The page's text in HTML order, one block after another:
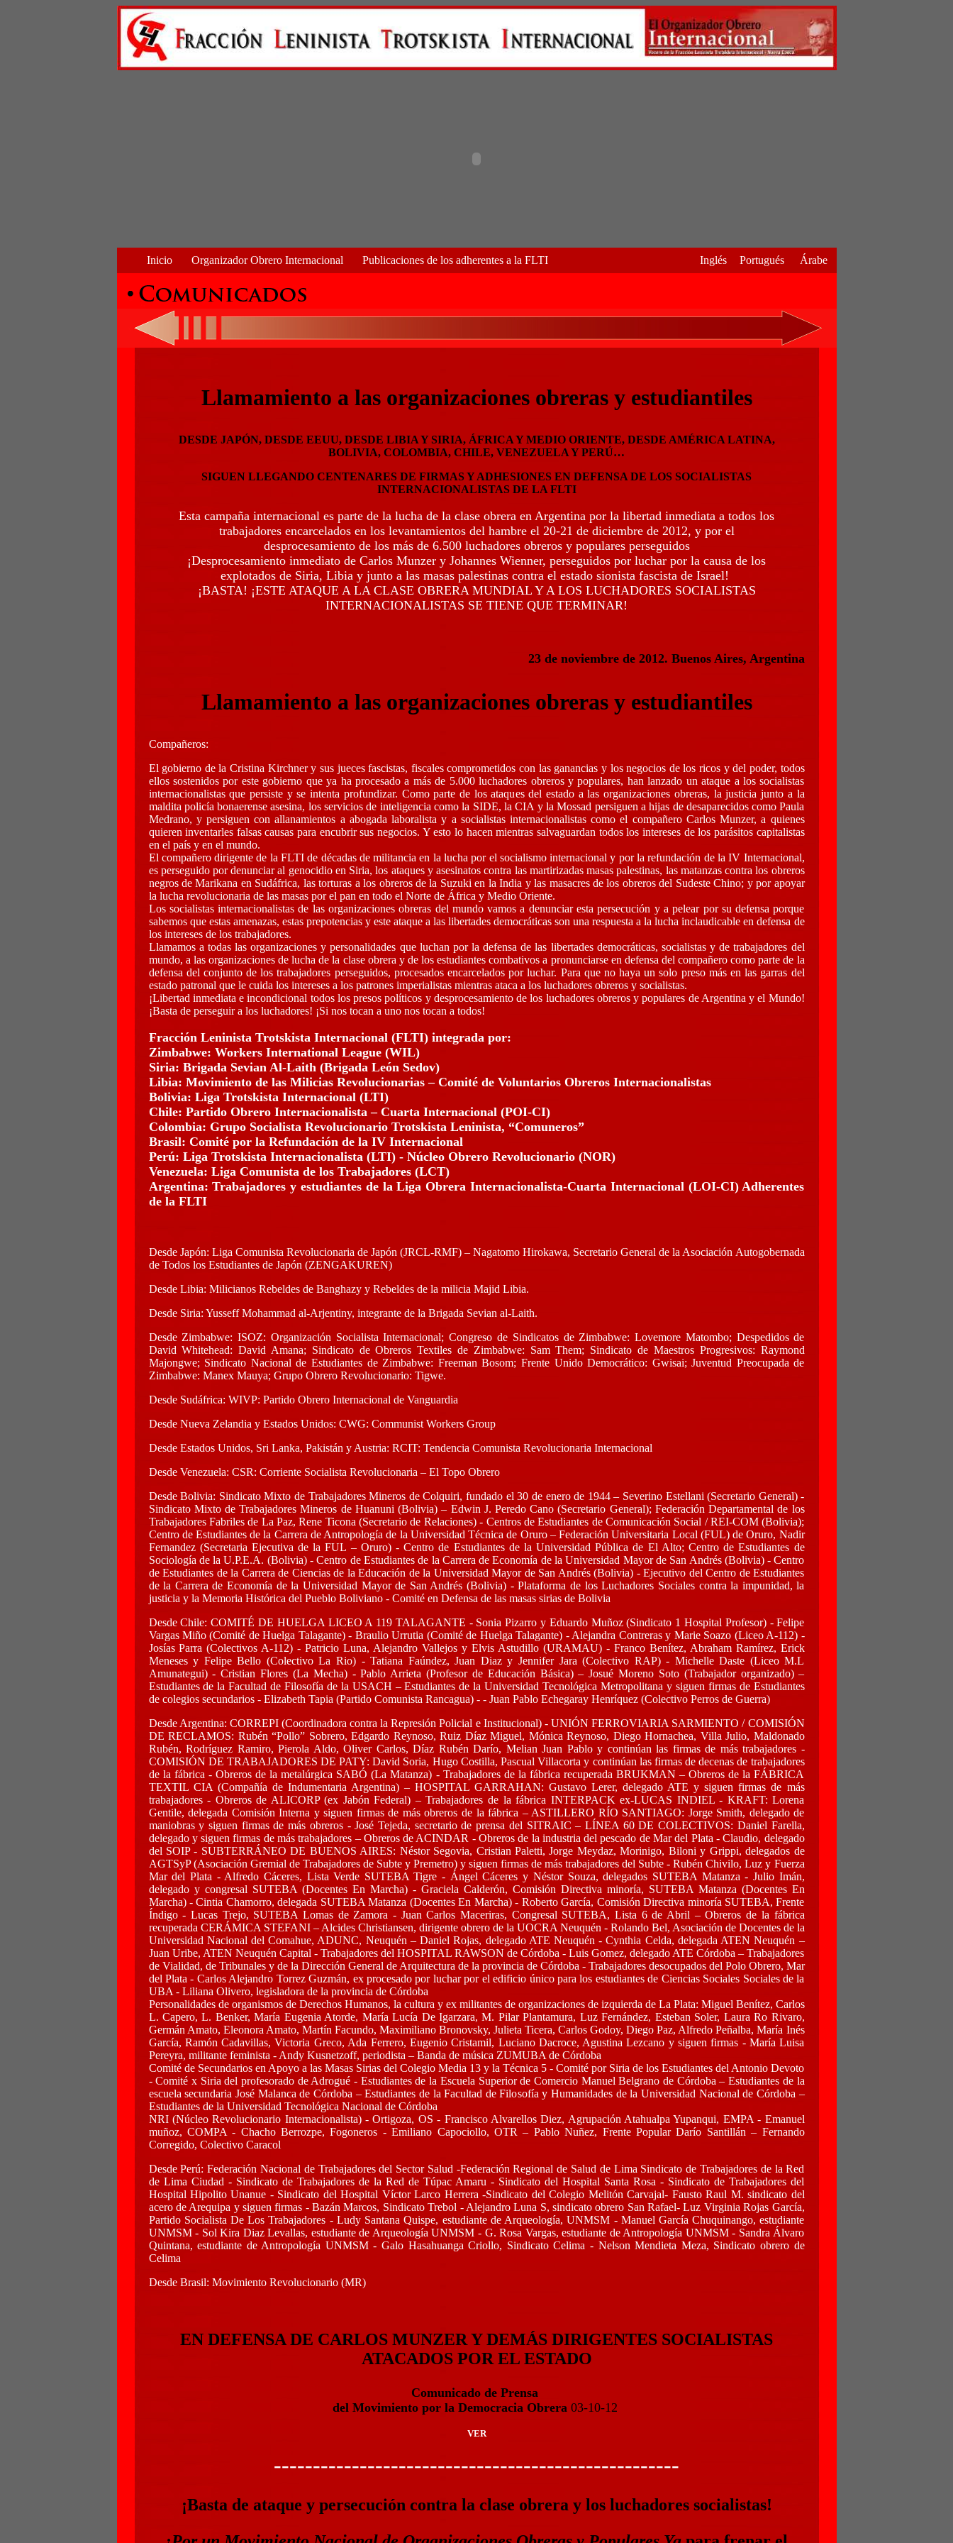
Inicio Organizador Obrero Internacional Publicaciones de los adherentes a la FLTI Inglés Portugués Árabe
Llamamiento a las organizaciones obreras y estudiantiles
DESDE JAPÓN, DESDE EEUU, DESDE LIBIA Y SIRIA, ÁFRICA Y MEDIO ORIENTE, DESDE AMÉRICA LATINA,
BOLIVIA, COLOMBIA, CHILE, VENEZUELA Y PERÚ…
SIGUEN LLEGANDO CENTENARES DE FIRMAS Y ADHESIONES EN DEFENSA DE LOS SOCIALISTAS
INTERNACIONALISTAS DE LA FLTI
Esta campaña internacional es parte de la lucha de la clase obrera en Argentina por la libertad inmediata a todos los
trabajadores encarcelados en los levantamientos del hambre el 20-21 de diciembre de 2012, y por el
desprocesamiento de los más de 6.500 luchadores obreros y populares perseguidos
¡Desprocesamiento inmediato de Carlos Munzer y Johannes Wienner, perseguidos por luchar por la causa de los
explotados de Siria, Libia y junto a las masas palestinas contra el estado sionista fascista de Israel!
¡BASTA! ¡ESTE ATAQUE A LA CLASE OBRERA MUNDIAL Y A LOS LUCHADORES SOCIALISTAS
INTERNACIONALISTAS SE TIENE QUE TERMINAR!
23 de noviembre de 2012. Buenos Aires, Argentina
Llamamiento a las organizaciones obreras y estudiantiles
Compañeros:
El gobierno de la Cristina Kirchner y sus jueces fascistas, fiscales comprometidos con las ganancias y los negocios de los ricos y del poder, todos
ellos sostenidos por este gobierno que ya ha procesado a más de 5.000 luchadores obreros y populares, han lanzado un ataque a los socialistas
internacionalistas que persiste y se intenta profundizar. Como parte de los ataques del estado a las organizaciones obreras, la justicia junto a la
maldita policía bonaerense asesina, los servicios de inteligencia como la SIDE, la CIA y la Mossad persiguen a hijas de desaparecidos como Paula
Medrano, y persiguen con allanamientos a abogada laboralista y a socialistas internacionalistas como el compañero Carlos Munzer, a quienes
quieren inventarles falsas causas para encubrir sus negocios. Y esto lo hacen mientras salvaguardan todos los intereses de los parásitos capitalistas
en el país y en el mundo.
El compañero dirigente de la FLTI de décadas de militancia en la lucha por el socialismo internacional y por la refundación de la IV Internacional,
es perseguido por denunciar al genocidio en Siria, los ataques y asesinatos contra las martirizadas masas palestinas, las matanzas contra los obreros
negros de Marikana en Sudáfrica, las torturas a los obreros de la Suzuki en la India y las masacres de los obreros del Sudeste Chino; y por apoyar
la lucha revolucionaria de las masas por el pan en todo el Norte de África y Medio Oriente.
Los socialistas internacionalistas de las organizaciones obreras del mundo vamos a denunciar esta persecución y a pelear por su defensa porque
sabemos que estas amenazas, estas prepotencias y este ataque a las libertades democráticas son una respuesta a la lucha inclaudicable en defensa de
los intereses de los trabajadores.
Llamamos a todas las organizaciones y personalidades que luchan por la defensa de las libertades democráticas, socialistas y de trabajadores del
mundo, a las organizaciones de lucha de la clase obrera y de los estudiantes combativos a pronunciarse en defensa del compañero como parte de la
defensa del conjunto de los trabajadores perseguidos, procesados encarcelados por luchar. Para que no haya un solo preso más en las garras del
estado patronal que le cuida los intereses a los patrones imperialistas mientras ataca a los luchadores obreros y socialistas.
¡Libertad inmediata e incondicional todos los presos políticos y desprocesamiento de los luchadores obreros y populares de Argentina y el Mundo!
¡Basta de perseguir a los luchadores! ¡Si nos tocan a uno nos tocan a todos!
Fracción Leninista Trotskista Internacional (FLTI) integrada por:
Zimbabwe: Workers International League (WIL)
Siria: Brigada Sevian Al-Laith (Brigada León Sedov)
Libia: Movimiento de las Milicias Revolucionarias – Comité de Voluntarios Obreros Internacionalistas
Bolivia: Liga Trotskista Internacional (LTI)
Chile: Partido Obrero Internacionalista – Cuarta Internacional (POI-CI)
Colombia: Grupo Socialista Revolucionario Trotskista Leninista, “Comuneros”
Brasil: Comité por la Refundación de la IV Internacional
Perú: Liga Trotskista Internacionalista (LTI) - Núcleo Obrero Revolucionario (NOR)
Venezuela: Liga Comunista de los Trabajadores (LCT)
Argentina: Trabajadores y estudiantes de la Liga Obrera Internacionalista-Cuarta Internacional (LOI-CI) Adherentes
de la FLTI
Desde Japón: Liga Comunista Revolucionaria de Japón (JRCL-RMF) – Nagatomo Hirokawa, Secretario General de la Asociación Autogobernada
de Todos los Estudiantes de Japón (ZENGAKUREN)
Desde Libia: Milicianos Rebeldes de Banghazy y Rebeldes de la milicia Majid Libia.
Desde Siria: Yusseff Mohammad al-Arjentiny, integrante de la Brigada Sevian al-Laith.
Desde Zimbabwe: ISOZ: Organización Socialista Internacional; Congreso de Sindicatos de Zimbabwe: Lovemore Matombo; Despedidos de
David Whitehead: David Amana; Sindicato de Obreros Textiles de Zimbabwe: Sam Them; Sindicato de Maestros Progresivos: Raymond
Majongwe; Sindicato Nacional de Estudiantes de Zimbabwe: Freeman Bosom; Frente Unido Democrático: Gwisai; Juventud Preocupada de
Zimbabwe: Manex Mauya; Grupo Obrero Revolucionario: Tigwe.
Desde Sudáfrica: WIVP: Partido Obrero Internacional de Vanguardia
Desde Nueva Zelandia y Estados Unidos: CWG: Communist Workers Group
Desde Estados Unidos, Sri Lanka, Pakistán y Austria: RCIT: Tendencia Comunista Revolucionaria Internacional
Desde Venezuela: CSR: Corriente Socialista Revolucionaria – El Topo Obrero
Desde Bolivia: Sindicato Mixto de Trabajadores Mineros de Colquiri, fundado el 30 de enero de 1944 – Severino Estellani (Secretario General) -
Sindicato Mixto de Trabajadores Mineros de Huanuni (Bolivia) – Edwin J. Peredo Cano (Secretario General); Federación Departamental de los
Trabajadores Fabriles de La Paz, Rene Ticona (Secretario de Relaciones) - Centros de Estudiantes de Comunicación Social / REI-COM (Bolivia);
Centro de Estudiantes de la Carrera de Antropología de la Universidad Técnica de Oruro – Federación Universitaria Local (FUL) de Oruro, Nadir
Fernandez (Secretaria Ejecutiva de la FUL – Oruro) - Centro de Estudiantes de la Universidad Pública de El Alto; Centro de Estudiantes de
Sociología de la U.P.E.A. (Bolivia) - Centro de Estudiantes de la Carrera de Economía de la Universidad Mayor de San Andrés (Bolivia) - Centro
de Estudiantes de la Carrera de Ciencias de la Educación de la Universidad Mayor de San Andrés (Bolivia) - Ejecutivo del Centro de Estudiantes
de la Carrera de Economía de la Universidad Mayor de San Andrés (Bolivia) - Plataforma de los Luchadores Sociales contra la impunidad, la
justicia y la Memoria Histórica del Pueblo Boliviano - Comité en Defensa de las masas sirias de Bolivia
Desde Chile: COMITÉ DE HUELGA LICEO A 119 TALAGANTE - Sonia Pizarro y Eduardo Muñoz (Sindicato 1 Hospital Profesor) - Felipe
Vargas Miño (Comité de Huelga Talagante) - Braulio Urrutia (Comité de Huelga Talagante) - Alejandra Contreras y Marie Soazo (Liceo A-112) -
Josías Parra (Colectivos A-112) - Patricio Luna, Alejandro Vallejos y Elvis Astudillo (URAMAU) - Franco Benítez, Abraham Ramírez, Erick
Meneses y Felipe Bello (Colectivo La Rio) - Tatiana Faúndez, Juan Diaz y Jennifer Jara (Colectivo RAP) - Michelle Daste (Liceo M.L
Amunategui) - Cristian Flores (La Mecha) - Pablo Arrieta (Profesor de Educación Básica) – Josué Moreno Soto (Trabajador organizado) –
Estudiantes de la Facultad de Filosofía de la USACH – Estudiantes de la Universidad Tecnológica Metropolitana y siguen firmas de Estudiantes
de colegios secundarios - Elizabeth Tapia (Partido Comunista Rancagua) - - Juan Pablo Echegaray Henríquez (Colectivo Perros de Guerra)
Desde Argentina: CORREPI (Coordinadora contra la Represión Policial e Institucional) - UNIÓN FERROVIARIA SARMIENTO / COMISIÓN
DE RECLAMOS: Rubén “Pollo” Sobrero, Edgardo Reynoso, Ruiz Díaz Miguel, Mónica Reynoso, Diego Hornachea, Villa Julio, Maldonado
Rubén, Rodríguez Ramiro, Pierola Aldo, Oliver Carlos, Díaz Rubén Darío, Melian Juan Pablo y continúan las firmas de más trabajadores -
COMISIÓN DE TRABAJADORES DE PATY: David Soria, Hugo Costilla, Pascual Villacorta y continúan las firmas de decenas de trabajadores
de la fábrica - Obreros de la metalúrgica SABÓ (La Matanza) - Trabajadores de la fábrica recuperada BRUKMAN – Obreros de la FÁBRICA
TEXTIL CIA (Compañía de Indumentaria Argentina) – HOSPITAL GARRAHAN: Gustavo Lerer, delegado ATE y siguen firmas de más
trabajadores - Obreros de ALICORP (ex Jabón Federal) – Trabajadores de la fábrica INTERPACK ex-LUCAS INDIEL - KRAFT: Lorena
Gentile, delegada Comisión Interna y siguen firmas de más obreros de la fábrica – ASTILLERO RÍO SANTIAGO: Jorge Smith, delegado de
maniobras y siguen firmas de más obreros - José Tejeda, secretario de prensa del SITRAIC – LÍNEA 60 DE COLECTIVOS: Daniel Farella,
delegado y siguen firmas de más trabajadores – Obreros de ACINDAR - Obreros de la industria del pescado de Mar del Plata - Claudio, delegado
del SOIP - SUBTERRÁNEO DE BUENOS AIRES: Néstor Segovia, Cristian Paletti, Jorge Meydaz, Morinigo, Biloni y Grippi, delegados de
AGTSyP (Asociación Gremial de Trabajadores de Subte y Premetro) y siguen firmas de más trabajadores del Subte - Rubén Chivilo, Luz y Fuerza
Mar del Plata - Alfredo Cáceres, Lista Verde SUTEBA Tigre - Ángel Cáceres y Néstor Souza, delegados SUTEBA Matanza - Julio Imán,
delegado y congresal SUTEBA (Docentes En Marcha) - Graciela Calderón, Comisión Directiva minoría, SUTEBA Matanza (Docentes En
Marcha) - Cintia Chamorro, delegada SUTEBA Matanza (Docentes En Marcha) - Roberto García, Comisión Directiva minoría SUTEBA, Frente
Índigo - Lucas Trejo, SUTEBA Lomas de Zamora - Juan Carlos Maceriras, Congresal SUTEBA, Lista 6 de Abril – Obreros de la fábrica
recuperada CERÁMICA STEFANI – Alcides Christiansen, dirigente obrero de la UOCRA Neuquén - Rolando Bel, Asociación de Docentes de la
Universidad Nacional del Comahue, ADUNC, Neuquén – Daniel Rojas, delegado ATE Neuquén - Cynthia Celda, delegada ATEN Neuquén –
Juan Uribe, ATEN Neuquén Capital - Trabajadores del HOSPITAL RAWSON de Córdoba - Luis Gomez, delegado ATE Córdoba – Trabajadores
de Vialidad, de Tribunales y de la Dirección General de Arquitectura de la provincia de Córdoba - Trabajadores desocupados del Polo Obrero, Mar
del Plata - Carlos Alejandro Torrez Guzmán, ex procesado por luchar por el edificio único para los estudiantes de Ciencias Sociales Sociales de la
UBA - Liliana Olivero, legisladora de la provincia de Córdoba
Personalidades de organismos de Derechos Humanos, la cultura y ex militantes de organizaciones de izquierda de La Plata: Miguel Benítez, Carlos
L. Capero, L. Benker, María Eugenia Atorde, María Lucía De Igarzara, M. Pilar Plantamura, Luz Fernández, Esteban Soler, Laura Ro Rivaro,
Germán Amato, Eleonora Amato, Martín Facundo, Maximiliano Bronovsky, Julieta Ticera, Carlos Godoy, Diego Paz, Alfredo Peñalba, María Inés
García, Ramón Cadavillas, Victoria Greco, Ada Ferrero, Eugenio Cristamil, Luciano Dacroce, Agustina Lezcano y siguen firmas - María Luisa
Pereyra, militante feminista - Andy Kusnetzoff, periodista – Banda de música ZUMUBA de Córdoba
Comité de Secundarios en Apoyo a las Masas Sirias del Colegio Media 13 y la Técnica 5 - Comité por Siria de los Estudiantes del Antonio Devoto
- Comité x Siria del profesorado de Adrogué - Estudiantes de la Escuela Superior de Comercio Manuel Belgrano de Córdoba – Estudiantes de la
escuela secundaria José Malanca de Córdoba – Estudiantes de la Facultad de Filosofía y Humanidades de la Universidad Nacional de Córdoba –
Estudiantes de la Universidad Tecnológica Nacional de Córdoba
NRI (Núcleo Revolucionario Internacionalista) - Ortigoza, OS - Francisco Alvarellos Diez, Agrupación Atahualpa Yupanqui, EMPA - Emanuel
muñoz, COMPA - Chacho Berrozpe, Fogoneros - Emiliano Capociollo, OTR – Pablo Nuñez, Frente Popular Darío Santillán – Fernando
Corregido, Colectivo Caracol
Desde Perú: Federación Nacional de Trabajadores del Sector Salud -Federación Regional de Salud de Lima Sindicato de Trabajadores de la Red
de Lima Ciudad - Sindicato de Trabajadores de la Red de Túpac Amaru - Sindicato del Hospital Santa Rosa - Sindicato de Trabajadores del
Hospital Hipolito Unanue - Sindicato del Hospital Víctor Larco Herrera -Sindicato del Colegio Melitón Carvajal- Fausto Raul M. sindicato del
acero de Arequipa y siguen firmas - Bazán Marcos, Sindicato Trebol - Alejandro Luna S, sindicato obrero San Rafael- Luz Virginia Rojas García,
Partido Socialista De Los Trabajadores - Ludy Santana Quispe, estudiante de Arqueología, UNMSM - Manuel García Chuquinango, estudiante
UNMSM - Sol Kira Diaz Levallas, estudiante de Arqueología UNMSM - G. Rosa Vargas, estudiante de Antropología UNMSM - Sandra Álvaro
Quintana, estudiante de Antropología UNMSM - Galo Hasahuanga Criollo, Sindicato Celima - Nelson Mendieta Meza, Sindicato obrero de
Celima
Desde Brasil: Movimiento Revolucionario (MR)
EN DEFENSA DE CARLOS MUNZER Y DEMÁS DIRIGENTES SOCIALISTAS
ATACADOS POR EL ESTADO
Comunicado de Prensa
del Movimiento por la Democracia Obrera03-10-12
VER
----------------------------------------------------
¡Basta de ataque y persecución contra la clase obrera y los luchadores socialistas!